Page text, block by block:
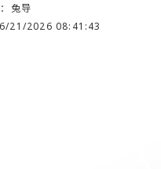
兔导
21/2026 08:41:43